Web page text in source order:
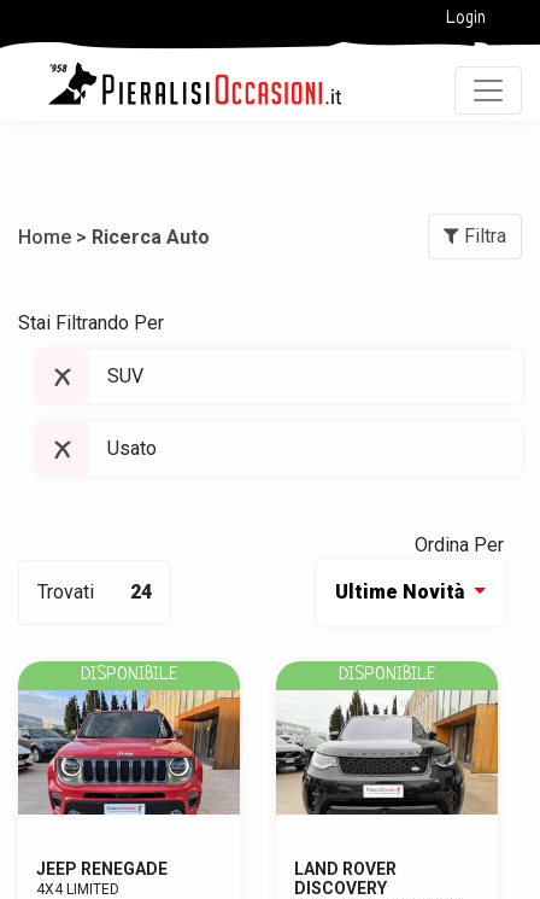
Login
Home > Ricerca Auto Filtra
Stai Filtrando Per
SUV
Usato
Trovati 24
Ordina Per
Ultime Novità
DISPONIBILE
JEEP RENEGADE
4X4 LIMITED
DISPONIBILE
LAND ROVER
DISCOVERY